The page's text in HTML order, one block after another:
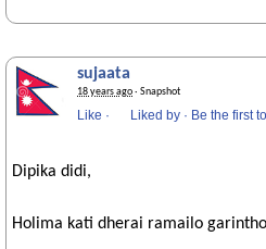
sujaata
18 years ago· Snapshot
Like · Liked by · Be the first
Dipika didi,
Holima kati dherai ramailo